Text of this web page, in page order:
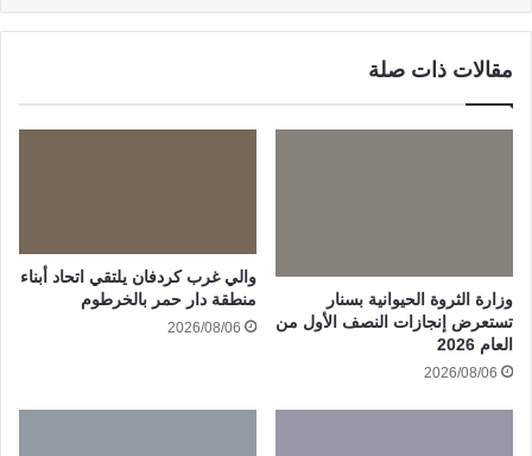
مقالات ذات صلة
وزارة الثروة الحيوانية بسنار
تستعرض إنجازات النصف الأول من
العام 2026
2026/08/06
والي غرب كردفان يلتقي اتحاد أبناء
منطقة دار حمر بالخرطوم
2026/08/06